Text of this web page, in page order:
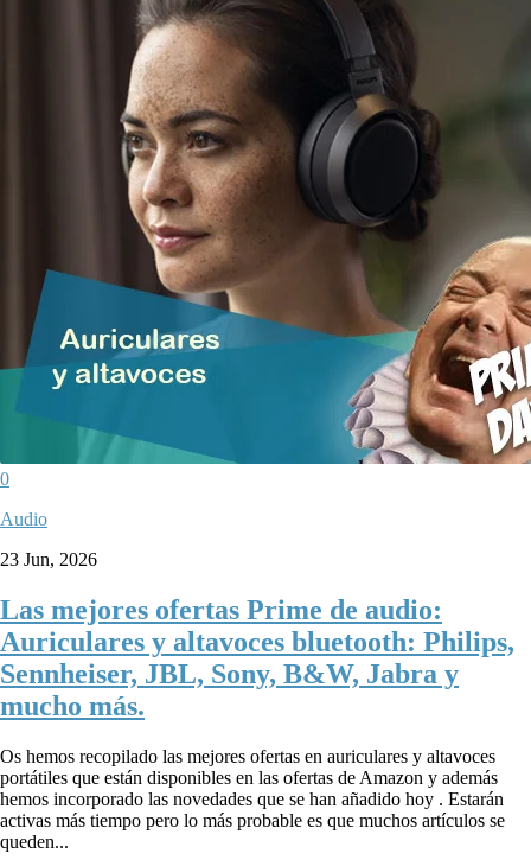
0
Audio
23 Jun, 2026
Las mejores ofertas Prime de audio:
Auriculares y altavoces bluetooth: Philips,
Sennheiser, JBL, Sony, B&W, Jabra y
mucho más.
Os hemos recopilado las mejores ofertas en auriculares y altavoces
portátiles que están disponibles en las ofertas de Amazon y además
hemos incorporado las novedades que se han añadido hoy . Estarán
activas más tiempo pero lo más probable es que muchos artículos se
queden...